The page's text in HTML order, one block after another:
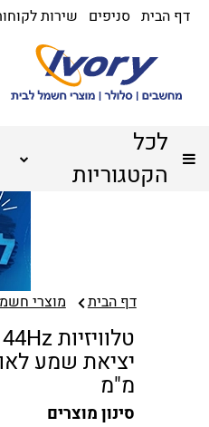
דף הבית סניפים שירות
לכל
הקטגוריות
דף הבית מוצרי
מ"מ
סינון מוצרים